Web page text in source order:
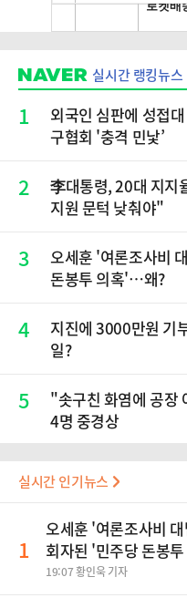
실시간 랭킹뉴스
1
외국인 심판에 성접
구협회 '충격 민낯’
2
李대통령, 20대 지
지원 문턱 낮춰야"
3
오세훈 '여론조사비
돈봉투 의혹'…왜?
4
지진에 3000만원 기
일?
5
"솟구친 화염에 공
4명 중경상
실시간 인기뉴스
1
오세훈 '여론조사비
회자된 '민주당 돈봉
19:07 황인욱 기자